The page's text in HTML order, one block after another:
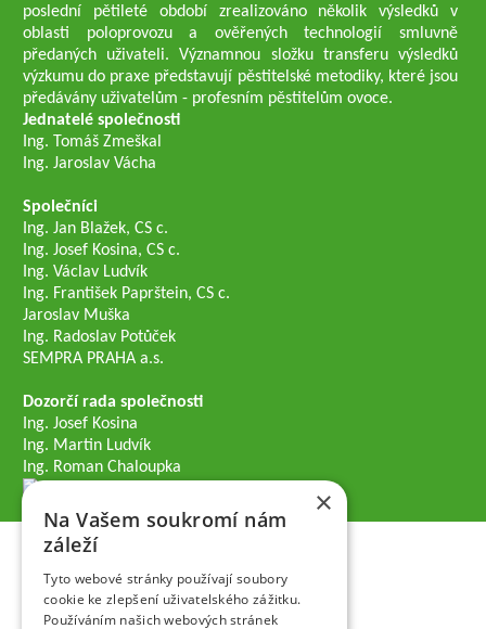
poslední pětileté období zrealizováno několik výsledků v
oblasti poloprovozu a ověřených technologií smluvně
předaných uživateli. Významnou složku transferu výsledků
výzkumu do praxe představují pěstitelské metodiky, které jsou
předávány uživatelům - profesním pěstitelům ovoce.
Jednatelé společnosti
Ing. Tomáš Zmeškal
Ing. Jaroslav Vácha
Společníci
Ing. Jan Blažek, CS c.
Ing. Josef Kosina, CS c.
Ing. Václav Ludvík
Ing. František Paprštein, CS c.
Jaroslav Muška
Ing. Radoslav Potůček
SEMPRA PRAHA a.s.
Dozorčí rada společnosti
Ing. Josef Kosina
Ing. Martin Ludvík
Ing. Roman Chaloupka
×
Na Vašem soukromí nám
záleží
Tyto webové stránky používají soubory
cookie ke zlepšení uživatelského zážitku.
Používáním našich webových stránek